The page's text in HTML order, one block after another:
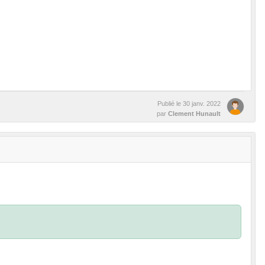
Publié le 30 janv. 2022
par Clement Hunault